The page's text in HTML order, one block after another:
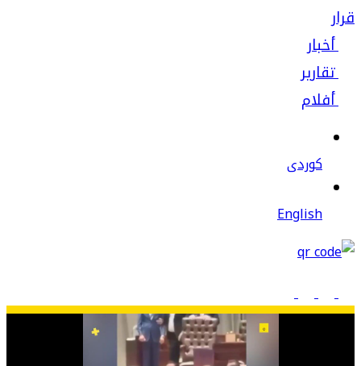
قرار
أخبار
تقارير
أفلام
كوردى
English